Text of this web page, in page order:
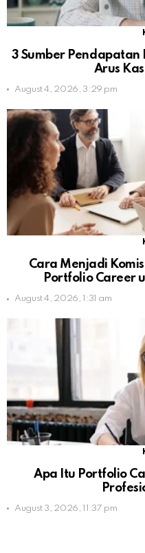
3 Sumber
Arus
August 4, 2026, 3:29 pm
Cara Menjadi
Portfolio Career
August 4, 2026, 1:31 am
Apa Itu Portfolio
August 3, 2026, 11:37 pm